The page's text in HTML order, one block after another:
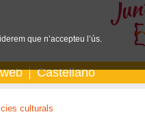
Castellano
culturals
que n’accepteu l’ús.